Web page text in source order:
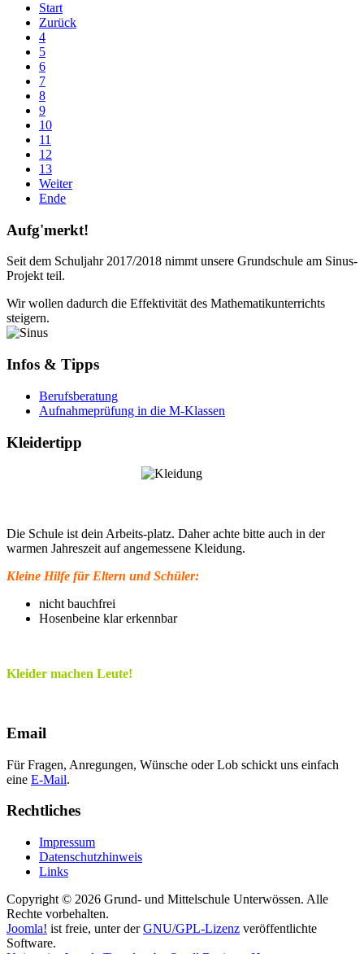
Start
Zurück
4
5
6
7
8
9
10
11
12
13
Weiter
Ende
Aufg'merkt!
Seit dem Schuljahr 2017/2018 nimmt unsere Grundschule am Sinus-
Projekt teil.
Wir wollen dadurch die Effektivität des Mathematikunterrichts
steigern.
Infos & Tipps
Berufsberatung
Aufnahmeprüfung in die M-Klassen
Kleidertipp
Die Schule ist dein Arbeits-platz. Daher achte bitte auch in der
warmen Jahreszeit auf angemessene Kleidung.
Kleine Hilfe für Eltern und Schüler:
nicht bauchfrei
Hosenbeine klar erkennbar
Kleider machen Leute!
Email
Für Fragen, Anregungen, Wünsche oder Lob schickt uns einfach
eine E-Mail.
Rechtliches
Impressum
Datenschutzhinweis
Links
Copyright © 2026 Grund- und Mittelschule Unterwössen. Alle
Rechte vorbehalten.
Joomla! ist freie, unter derGNU/GPL-Lizenz veröffentlichte
Software.